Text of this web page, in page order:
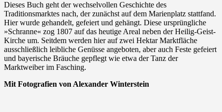
Dieses Buch geht der wechselvollen Geschichte des
Traditionsmarktes nach, der zunächst auf dem Marienplatz stattfand.
Hier wurde gehandelt, gefeiert und gehängt. Diese ursprüngliche
»Schranne« zog 1807 auf das heutige Areal neben der Heilig-Geist-
Kirche um. Seitdem werden hier auf zwei Hektar Marktfläche
ausschließlich leibliche Genüsse angeboten, aber auch Feste gefeiert
und bayerische Bräuche gepflegt wie etwa der Tanz der
Marktweiber im Fasching.
Mit Fotografien von Alexander Winterstein